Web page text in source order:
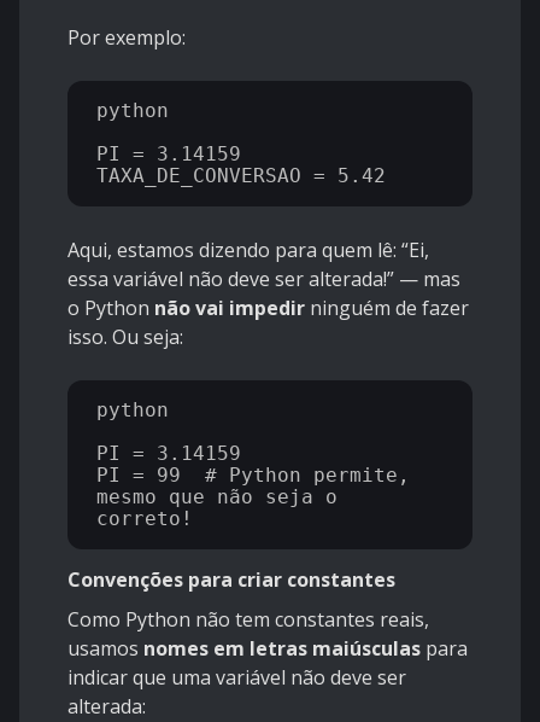
Por exemplo:
python
PI = 3.14159
Aqui, estamos dizendo para quem lê: “Ei,
essa variável não deve ser alterada!” — mas
o Python não vai impedir ninguém de fazer
isso. Ou seja:
python
PI = 3.14159
PI = 99  # Python permite,
mesmo que não seja o
Convenções para criar constantes
Como Python não tem constantes reais,
usamos nomes em letras maiúsculas para
indicar que uma variável não deve ser
alterada: